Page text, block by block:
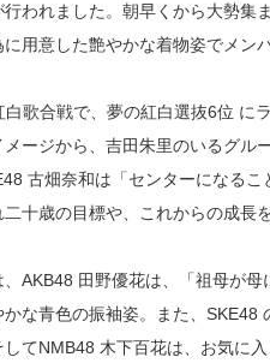
行われました。朝早くから大勢集
用意した艶やかな着物姿でメン
白歌合戦で、夢の紅白選抜6位 に
メージから、吉田朱里のいるグル
古畑奈和は「センターになる
十歳の目標や、これからの成長
AKB48 田野優花は、「祖母が
かな青色の振袖姿。また、
てNMB48 木下百花は、お気に